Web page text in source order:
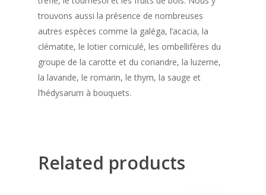
trouvons aussi la présence de nombreuses
autres espèces comme la galéga, l’acacia, la
clématite, le lotier corniculé, les ombellifères du
groupe de la carotte et du coriandre, la luzerne,
la lavande, le romarin, le thym, la sauge et
l’hédysarum à bouquets.
Related products
CHÂTAIGNER
BRUYÈRE
ESPARCETTE
ORANGE | VANILLE
PÊCHE | ANIS
POIRE | CANNELLE
NOISETTE |
PISTACHE | CACAO
LAVANDE HYBRIDE
LAVANDE VRAIE
SAUGE
LE PACK ADOPTION
NOS PRODUITS
Huile E.V.O
DELUXE
Vinaigre Balsamique
MILLE COLLI
ABRICOT |
PÂTES À TARTINER
SHOP
CONTACTS